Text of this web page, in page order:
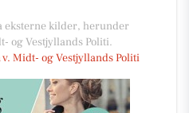
eksterne kilder, herunder
og Vestjyllands Politi.
Midt- og Vestjyllands Politi